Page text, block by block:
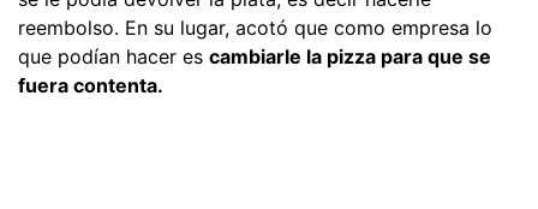
reembolso. En su lugar, acotó que como empresa lo
que podían hacer es cambiarle la pizza para que se
fuera contenta.